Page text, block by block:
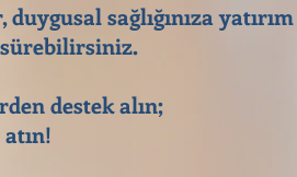
sağlığınıza yatırım
destek alın;